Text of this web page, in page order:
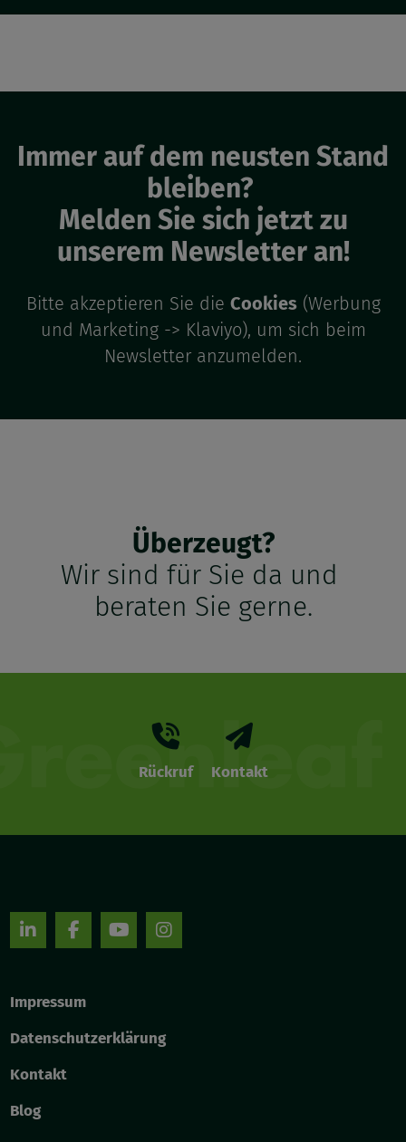
Immer auf dem neusten Stand
bleiben?
Melden Sie sich jetzt zu
unserem Newsletter an!
Bitte akzeptieren Sie die Cookies(Werbung
und Marketing -> Klaviyo), um sich beim
Newsletter anzumelden.
Überzeugt?
Wir sind für Sie da und
beraten Sie gerne.
Rückruf Kontakt
Impressum
Datenschutzerklärung
Kontakt
Blog